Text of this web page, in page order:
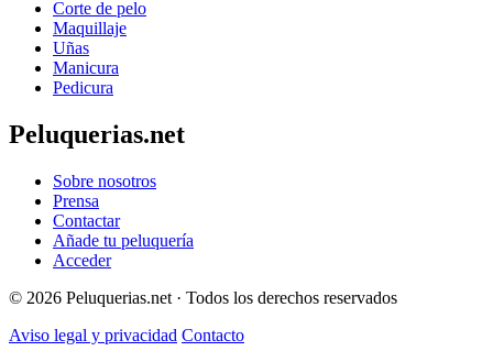
Corte de pelo
Maquillaje
Uñas
Manicura
Pedicura
Peluquerias.net
Sobre nosotros
Prensa
Contactar
Añade tu peluquería
Acceder
© 2026 Peluquerias.net · Todos los derechos reservados
Aviso legal y privacidad Contacto